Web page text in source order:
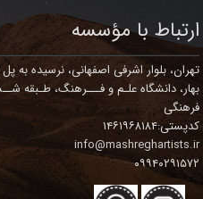
ارتباط با مؤسسه
تهران، بلوار اشرفی اصفهانی، نرسیده به
بهار، دانشگاه علـم و فـــرهنگ، طـبقه
فرهنگی
کدپستی:۱۴۶۱۹۶۸۱۸۴
info@mashreghartists.ir
۰۹۹۴۰۲۹۱۵۷۲